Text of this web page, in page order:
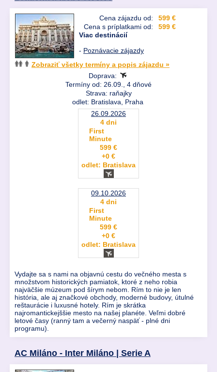
Cena zájazdu od:
599 €
Cena s príplatkami od:
599 €
Viac destinácií
- Poznávacie zájazdy
Zobraziť všetky termíny a popis zájazdu »
Doprava:
Termíny od: 26.09., 4 dňové
Strava: raňajky
odlet: Bratislava, Praha
26.09.2026
4 dni
First
Minute
599 €
+0 €
odlet: Bratislava
09.10.2026
4 dni
First
Minute
599 €
+0 €
odlet: Bratislava
Vydajte sa s nami na objavnú cestu do večného mesta s
množstvom historických pamiatok, ktoré z neho robia
najväčšie múzeum pod šírym nebom. Rím to nie je len
história, ale aj značkové obchody, moderné budovy, útulné
reštaurácie i luxusné hotely. Rím je skrátka
najromantickejššie mesto na našej planéte. Veľmi dobré
letové časy (ranný tam a večerný naspäť - plné dni
programu).
AC Miláno - Inter Miláno | Serie A